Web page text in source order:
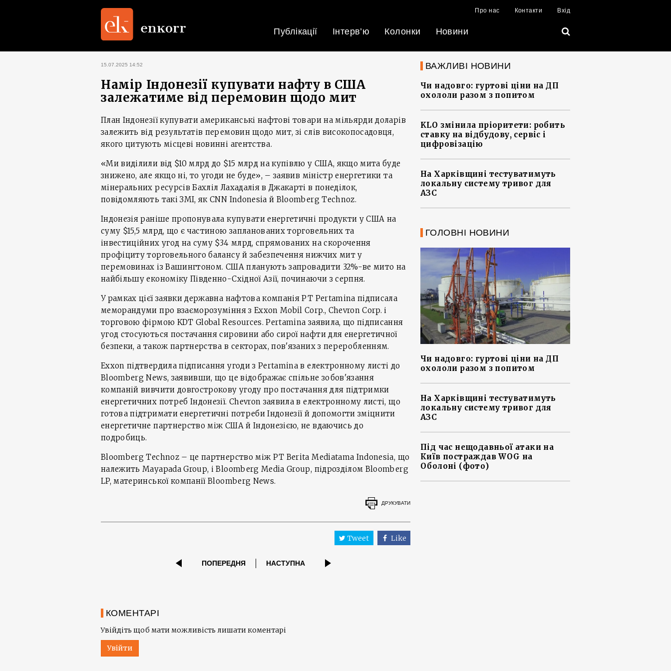
Про нас Контакти Вхід
Публікації Інтерв’ю Колонки Новини
15.07.2025 14:52
Намір Індонезії купувати нафту в США
залежатиме від перемовин щодо мит
План Індонезії купувати американські нафтові товари на мільярди доларів
залежить від результатів перемовин щодо мит, зі слів високопосадовця,
якого цитують місцеві новинні агентства.
«Ми виділили від $10 млрд до $15 млрд на купівлю у США, якщо мита буде
знижено, але якщо ні, то угоди не буде», – заявив міністр енергетики та
мінеральних ресурсів Бахліл Лахадалія в Джакарті в понеділок,
повідомляють такі ЗМІ, як CNN Indonesia й Bloomberg Technoz.
Індонезія раніше пропонувала купувати енергетичні продукти у США на
суму $15,5 млрд, що є частиною запланованих торговельних та
інвестиційних угод на суму $34 млрд, спрямованих на скорочення
профіциту торговельного балансу й забезпечення нижчих мит у
перемовинах із Вашингтоном. США планують запровадити 32%-ве мито на
найбільшу економіку Південно-Східної Азії, починаючи з серпня.
У рамках цієї заявки державна нафтова компанія PT Pertamina підписала
меморандуми про взаєморозуміння з Exxon Mobil Corp., Chevron Corp. і
торговою фірмою KDT Global Resources. Pertamina заявила, що підписання
угод стосуються постачання сировини або сирої нафти для енергетичної
безпеки, а також партнерства в секторах, пов'язаних з переробленням.
Exxon підтвердила підписання угоди з Pertamina в електронному листі до
Bloomberg News, заявивши, що це відображає спільне зобов'язання
компаній вивчити довгострокову угоду про постачання для підтримки
енергетичних потреб Індонезії. Chevron заявила в електронному листі, що
готова підтримати енергетичні потреби Індонезії й допомогти зміцнити
енергетичне партнерство між США й Індонезією, не вдаючись до
подробиць.
Bloomberg Technoz – це партнерство між PT Berita Mediatama Indonesia, що
належить Mayapada Group, і Bloomberg Media Group, підрозділом Bloomberg
LP, материнської компанії Bloomberg News.
ДРУКУВАТИ
Tweet Like
ПОПЕРЕДНЯ НАСТУПНА
КОМЕНТАРІ
Увійдіть щоб мати можливість лишати коментарі
Увійти
ВАЖЛИВІ НОВИНИ
Чи надовго: гуртові ціни на ДП
охололи разом з попитом
KLO змінила пріоритети: робить
ставку на відбудову, сервіс і
цифровізацію
На Харківщині тестуватимуть
локальну систему тривог для
АЗС
ГОЛОВНІ НОВИНИ
Чи надовго: гуртові ціни на ДП
охололи разом з попитом
На Харківщині тестуватимуть
локальну систему тривог для
АЗС
Під час нещодавньої атаки на
Київ постраждав WOG на
Оболоні (фото)